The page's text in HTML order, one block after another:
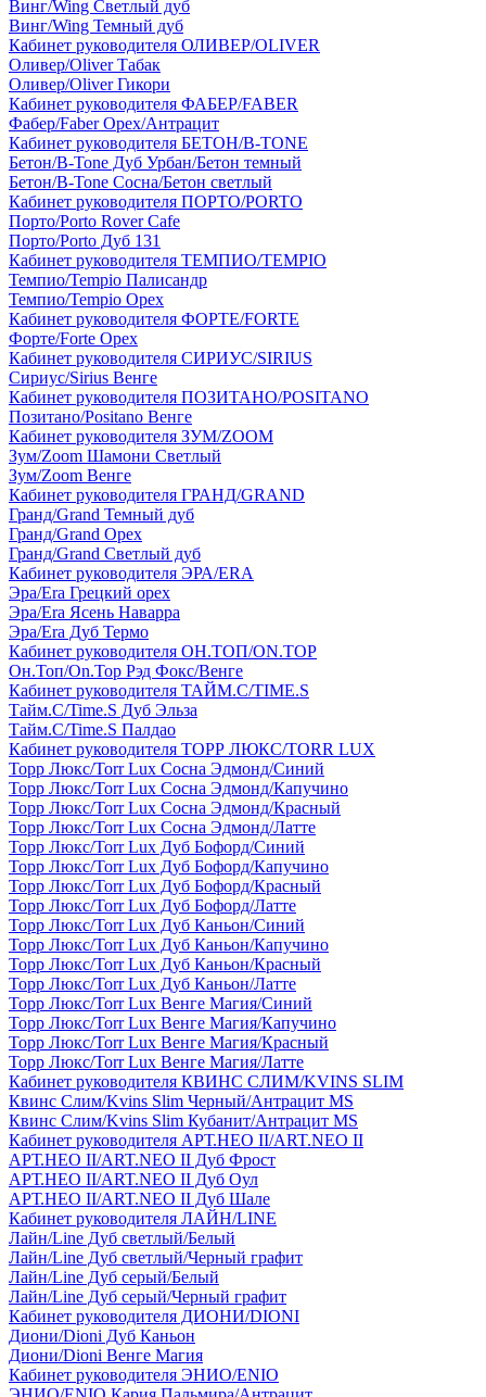
Винг/Wing Светлый дуб
Винг/Wing Темный дуб
Кабинет руководителя ОЛИВЕР/OLIVER
Оливер/Oliver Табак
Оливер/Oliver Гикори
Кабинет руководителя ФАБЕР/FABER
Фабер/Faber Орех/Антрацит
Кабинет руководителя БЕТОН/B-TONE
Бетон/B-Tone Дуб Урбан/Бетон темный
Бетон/B-Tone Сосна/Бетон светлый
Кабинет руководителя ПОРТО/PORTO
Порто/Porto Rover Cafe
Порто/Porto Дуб 131
Кабинет руководителя ТЕМПИО/TEMPIO
Темпио/Tempio Палисандр
Темпио/Tempio Орех
Кабинет руководителя ФОРТЕ/FORTE
Форте/Forte Орех
Кабинет руководителя СИРИУС/SIRIUS
Сириус/Sirius Венге
Кабинет руководителя ПОЗИТАНО/POSITANO
Позитано/Positano Венге
Кабинет руководителя ЗУМ/ZOOM
Зум/Zoom Шамони Светлый
Зум/Zoom Венге
Кабинет руководителя ГРАНД/GRAND
Гранд/Grand Темный дуб
Гранд/Grand Орех
Гранд/Grand Светлый дуб
Кабинет руководителя ЭРА/ERA
Эра/Era Грецкий орех
Эра/Era Ясень Наварра
Эра/Era Дуб Термо
Кабинет руководителя ОН.ТОП/ON.TOP
Он.Топ/On.Top Рэд Фокс/Венге
Кабинет руководителя ТАЙМ.С/TIME.S
Тайм.С/Time.S Дуб Эльза
Тайм.С/Time.S Палдао
Кабинет руководителя ТОРР ЛЮКС/TORR LUX
Торр Люкс/Torr Lux Сосна Эдмонд/Синий
Торр Люкс/Torr Lux Сосна Эдмонд/Капучино
Торр Люкс/Torr Lux Сосна Эдмонд/Красный
Торр Люкс/Torr Lux Сосна Эдмонд/Латте
Торр Люкс/Torr Lux Дуб Бофорд/Синий
Торр Люкс/Torr Lux Дуб Бофорд/Капучино
Торр Люкс/Torr Lux Дуб Бофорд/Красный
Торр Люкс/Torr Lux Дуб Бофорд/Латте
Торр Люкс/Torr Lux Дуб Каньон/Синий
Торр Люкс/Torr Lux Дуб Каньон/Капучино
Торр Люкс/Torr Lux Дуб Каньон/Красный
Торр Люкс/Torr Lux Дуб Каньон/Латте
Торр Люкс/Torr Lux Венге Магия/Синий
Торр Люкс/Torr Lux Венге Магия/Капучино
Торр Люкс/Torr Lux Венге Магия/Красный
Торр Люкс/Torr Lux Венге Магия/Латте
Кабинет руководителя КВИНС СЛИМ/KVINS SLIM
Квинс Слим/Kvins Slim Черный/Антрацит MS
Квинс Слим/Kvins Slim Кубанит/Антрацит MS
Кабинет руководителя АРТ.НЕО II/ART.NEO II
АРТ.НЕО II/ART.NEO II Дуб Фрост
АРТ.НЕО II/ART.NEO II Дуб Оул
АРТ.НЕО II/ART.NEO II Дуб Шале
Кабинет руководителя ЛАЙН/LINE
Лайн/Line Дуб светлый/Белый
Лайн/Line Дуб светлый/Черный графит
Лайн/Line Дуб серый/Белый
Лайн/Line Дуб серый/Черный графит
Кабинет руководителя ДИОНИ/DIONI
Диони/Dioni Дуб Каньон
Диони/Dioni Венге Магия
Кабинет руководителя ЭНИО/ENIO